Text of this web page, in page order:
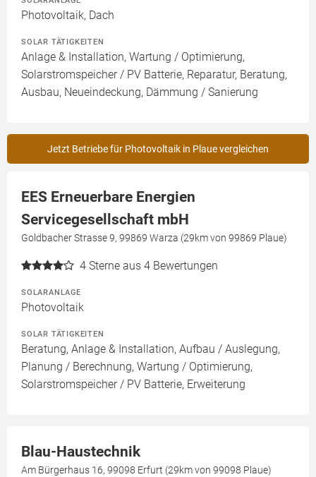
Photovoltaik, Dach
SOLAR TÄTIGKEITEN
Anlage & Installation, Wartung / Optimierung,
Solarstromspeicher / PV Batterie, Reparatur, Beratung,
Ausbau, Neueindeckung, Dämmung / Sanierung
Jetzt Betriebe für Photovoltaik in Plaue vergleichen
EES Erneuerbare Energien
Servicegesellschaft mbH
Goldbacher Strasse 9, 99869 Warza (29km von 99869 Plaue)
4 Sterne aus 4 Bewertungen
SOLARANLAGE
Photovoltaik
SOLAR TÄTIGKEITEN
Beratung, Anlage & Installation, Aufbau / Auslegung,
Planung / Berechnung, Wartung / Optimierung,
Solarstromspeicher / PV Batterie, Erweiterung
Blau-Haustechnik
Am Bürgerhaus 16, 99098 Erfurt (29km von 99098 Plaue)